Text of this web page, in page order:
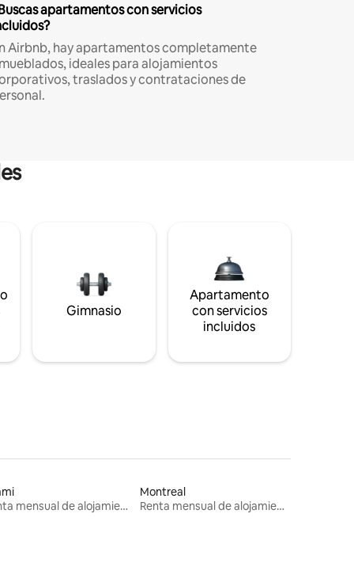
apartamentos con servicios
Airbnb, hay apartamentos completamente
ideales para alojamientos
traslados y contrataciones de
Gimnasio
Apartamento
con servicios
incluidos
Renta mensual de alojamientos
Montreal
Renta mensual de alojamientos